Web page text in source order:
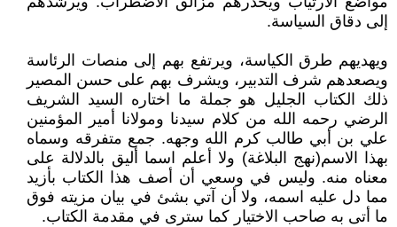
إلى دقاق السياسة.
ويهديهم طرق الكياسة، ويرتفع بهم إلى منصات الرئاسة
ويصعدهم شرف التدبير، ويشرف بهم على حسن المصير
ذلك الكتاب الجليل هو جملة ما اختاره السيد الشريف
الرضي رحمه الله من كلام سيدنا ومولانا أمير المؤمنين
علي بن أبي طالب كرم الله وجهه. جمع متفرقه وسماه
بهذا الاسم(نهج البلاغة) ولا أعلم اسما أليق بالدلالة على
معناه منه. وليس في وسعي أن أصف هذا الكتاب بأزيد
مما دل عليه اسمه، ولا أن آتي بشئ في بيان مزيته فوق
ما أتى به صاحب الاختيار كما سترى في مقدمة الكتاب.